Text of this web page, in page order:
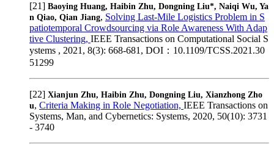
[21] Baoying Huang, Haibin Zhu, Dongning Liu*, Naiqi Wu, Ya
n Qiao, Qian Jiang, Solving Last-Mile Logistics Problem in S
patiotemporal Crowdsourcing via Role Awareness With Adap
tive Clustering, IEEE Transactions on Computational Social S
ystems , 2021, 8(3): 668-681, DOI：10.1109/TCSS.2021.30
51299
[22] Xianjun Zhu, Haibin Zhu, Dongning Liu, Xianzhong Zho
u, Criteria Making in Role Negotiation, IEEE Transactions on
Systems, Man, and Cybernetics: Systems, 2020, 50(10): 3731
- 3740